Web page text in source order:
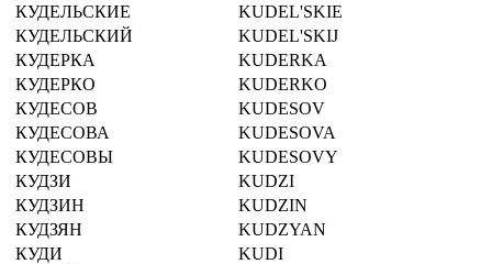
КУДЕЛЬСКИЕ
KUDEL'SKIE
КУДЕЛЬСКИЙ
KUDEL'SKIJ
КУДЕРКА
KUDERKA
КУДЕРКО
KUDERKO
КУДЕСОВ
KUDESOV
КУДЕСОВА
KUDESOVA
КУДЕСОВЫ
KUDESOVY
КУДЗИ
KUDZI
КУДЗИН
KUDZIN
КУДЗЯН
KUDZYAN
КУДИ
KUDI